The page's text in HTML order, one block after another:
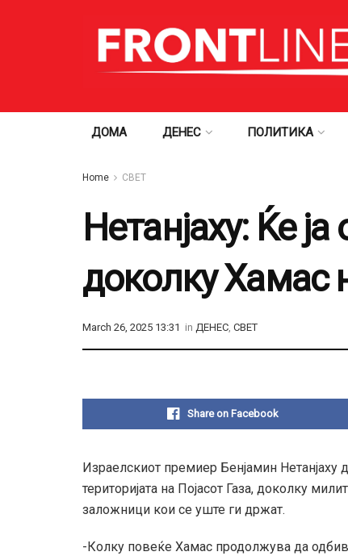
ДОМА ДЕНЕС ПОЛИТИКА
Home СВЕТ
Нетанјаху: Ќе
доколку Хамас
March 26, 2025 13:31 in ДЕНЕС, СВЕТ
Share on Facebook
Израелскиот премиер Бенјамин Нетанјаху
територијата на Појасот Газа, доколку
заложници кои се уште ги држат.
-Колку повеќе Хамас продолжува да